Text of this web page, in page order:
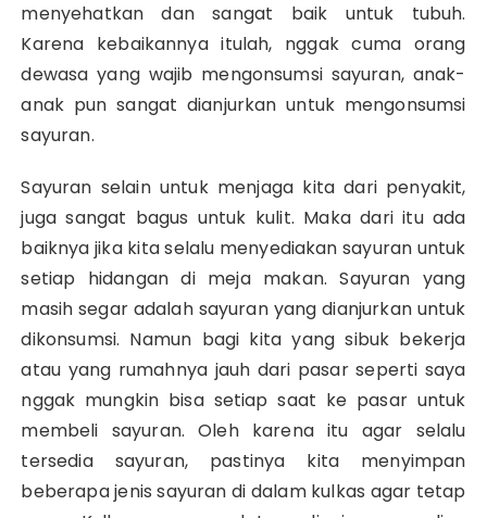
menyehatkan dan sangat baik untuk tubuh.
Karena kebaikannya itulah, nggak cuma orang
dewasa yang wajib mengonsumsi sayuran, anak-
anak pun sangat dianjurkan untuk mengonsumsi
sayuran.
Sayuran selain untuk menjaga kita dari penyakit,
juga sangat bagus untuk kulit. Maka dari itu ada
baiknya jika kita selalu menyediakan sayuran untuk
setiap hidangan di meja makan. Sayuran yang
masih segar adalah sayuran yang dianjurkan untuk
dikonsumsi. Namun bagi kita yang sibuk bekerja
atau yang rumahnya jauh dari pasar seperti saya
nggak mungkin bisa setiap saat ke pasar untuk
membeli sayuran. Oleh karena itu agar selalu
tersedia sayuran, pastinya kita menyimpan
beberapa jenis sayuran di dalam kulkas agar tetap